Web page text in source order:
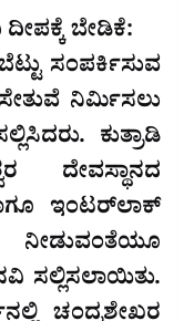
ಬೇಡಿಕೆ:
ಸಂಪರ್ಕಿಸುವ
ನಿರ್ಮಿಸಲು
ಕುತ್ರಾಡಿ
ದೇವಸ್ಥಾನದ
ಇಂಟರ್‌ಲಾಕ್
ಸಲ್ಲಿಸಲಾಯಿತು.